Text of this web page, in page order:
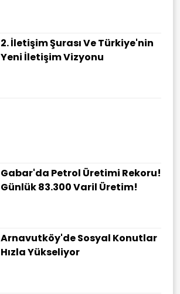
2. İletişim Şurası Ve Türkiye'nin
Yeni İletişim Vizyonu
Gabar'da Petrol Üretimi Rekoru!
Günlük 83.300 Varil Üretim!
Arnavutköy'de Sosyal Konutlar
Hızla Yükseliyor